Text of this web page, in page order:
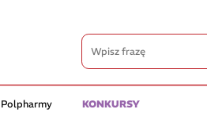
KONKURSY